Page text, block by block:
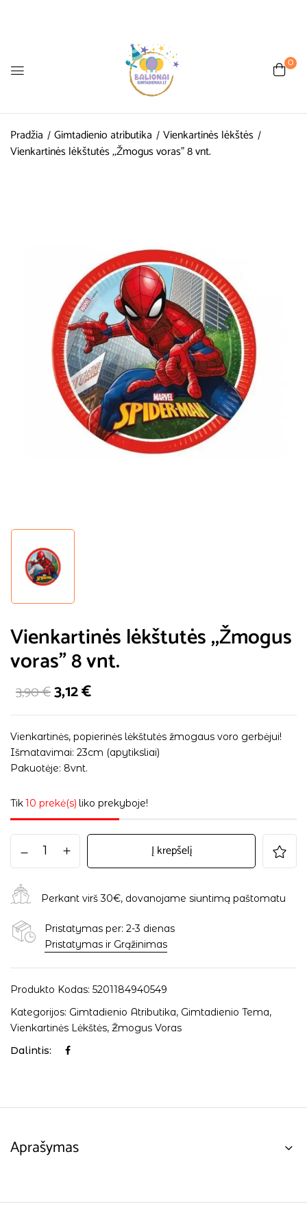
0
Pradžia Gimtadienio atributika
Vienkartinės lėkštės
Vienkartinės lėkštutės ,,Žmogus voras” 8 vnt.
Vienkartinės lėkštutės ,,Žmogus
voras” 8 vnt.
3,90€3,12€
Vienkartinės, popierinės lėkštutės žmogaus voro gerbėjui!
Išmatavimai: 23cm (apytiksliai)
Pakuotėje: 8vnt.
Tik10 prekė(s) liko prekyboje!
Į krepšelį
Perkant virš 30€, dovanojame siuntimą paštomatu
Pristatymas per: 2-3 dienas
Pristatymas ir Grąžinimas
Produkto Kodas: 5201184940549
Kategorijos: Gimtadienio Atributika, Gimtadienio Tema,
Vienkartinės Lėkštės, Žmogus Voras
Dalintis:
Aprašymas